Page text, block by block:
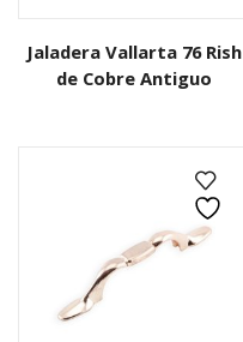
Jaladera Vallarta 76 Rish
de Cobre Antiguo